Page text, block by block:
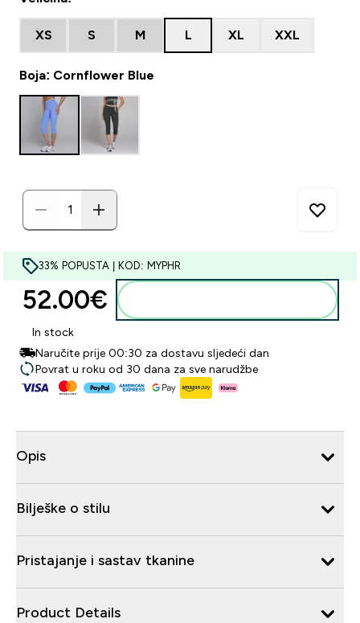
XS S M L XL XXL
Boja: Cornflower Blue
33% POPUSTA | KOD: MYPHR
52.00€‎
In stock
Naručite prije 00:30 za dostavu sljedeći dan
Povrat u roku od 30 dana za sve narudžbe
Opis
Bilješke o stilu
Pristajanje i sastav tkanine
Product Details